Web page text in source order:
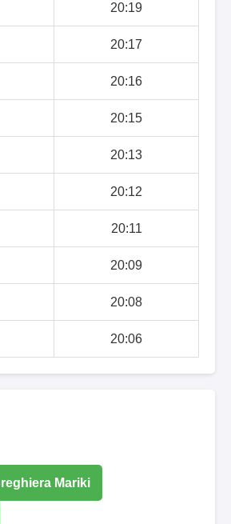
20:19
20:17
20:16
20:15
20:13
20:12
20:11
20:09
20:08
20:06
Mariki